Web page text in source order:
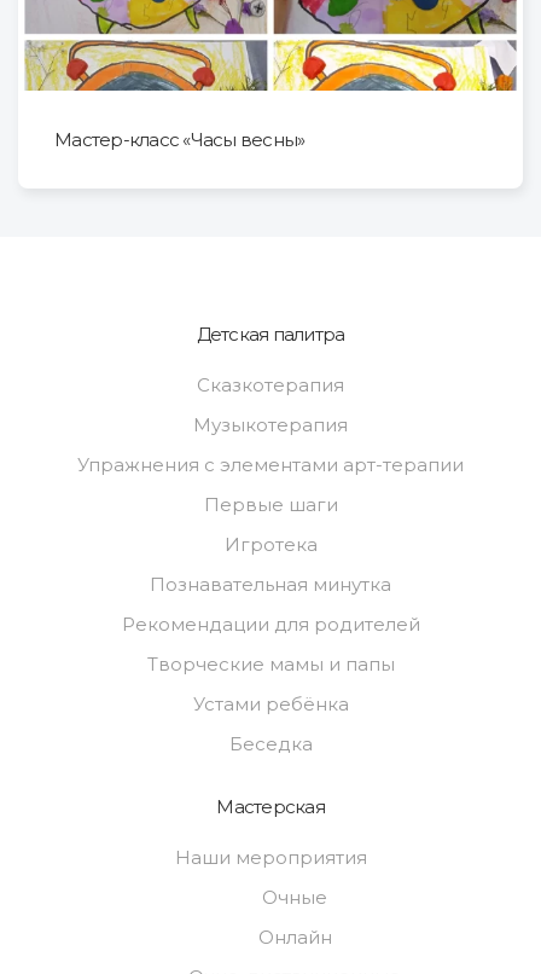
Мастер-класс «Часы весны»
Детская палитра
Сказкотерапия
Музыкотерапия
Упражнения с элементами арт-терапии
Первые шаги
Игротека
Познавательная минутка
Рекомендации для родителей
Творческие мамы и папы
Устами ребёнка
Беседка
Мастерская
Наши мероприятия
Очные
Онлайн